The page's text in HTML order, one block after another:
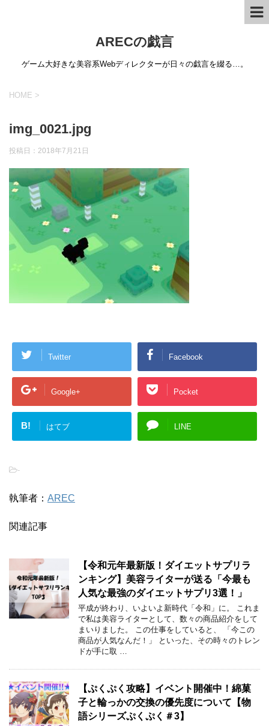
ARECの戯言
ゲーム大好きな美容系Webディレクターが日々の戯言を綴る…。
HOME >
img_0021.jpg
投稿日： 2018年7月21日
Twitter Facebook
Google+ Pocket
B! はてブ LINE
-
執筆者： AREC
関連記事
【令和元年最新版！ダイエットサプリラ
ンキング】美容ライターが送る「今最も
人気な最強のダイエットサプリ3選！」
平成が終わり、いよいよ新時代「令和」に。 これま
で私は美容ライターとして、数々の商品紹介をして
まいりました。 この仕事をしていると、 「今この
商品が人気なんだ！」 といった、その時々のトレン
ドが手に取 …
【ぷくぷく攻略】イベント開催中！綿菓
子と輪っかの交換の優先度について【物
語シリーズぷくぷく＃3】